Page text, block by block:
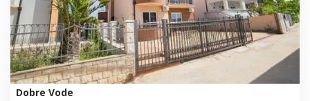
Dobre Vode